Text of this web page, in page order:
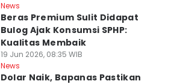
News
Beras Premium Sulit Didapat
Bulog Ajak Konsumsi SPHP:
Kualitas Membaik
19 Jun 2026, 08:35 WIB
News
Dolar Naik, Bapanas Pastikan